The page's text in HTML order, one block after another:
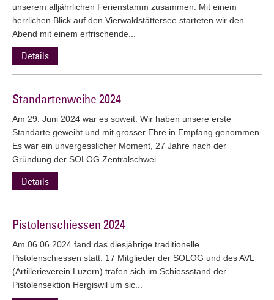
unserem alljährlichen Ferienstamm zusammen. Mit einem
herrlichen Blick auf den Vierwaldstättersee starteten wir den
Abend mit einem erfrischende...
Details
Standartenweihe 2024
Am 29. Juni 2024 war es soweit. Wir haben unsere erste
Standarte geweiht und mit grosser Ehre in Empfang genommen.
Es war ein unvergesslicher Moment, 27 Jahre nach der
Gründung der SOLOG Zentralschwei...
Details
Pistolenschiessen 2024
Am 06.06.2024 fand das diesjährige traditionelle
Pistolenschiessen statt. 17 Mitglieder der SOLOG und des AVL
(Artillerieverein Luzern) trafen sich im Schiessstand der
Pistolensektion Hergiswil um sic...